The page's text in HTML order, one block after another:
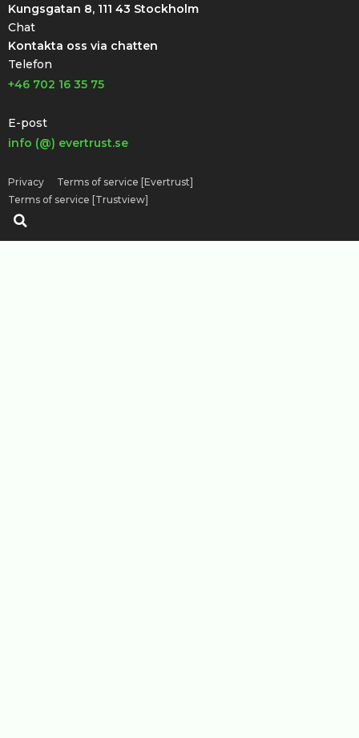
Kungsgatan 8, 111 43 Stockholm
Chat
Kontakta oss via chatten
Telefon
+46 702 16 35 75
E-post
info (@) evertrust.se
Privacy
Terms of service [Evertrust]
Terms of service [Trustview]
Sök